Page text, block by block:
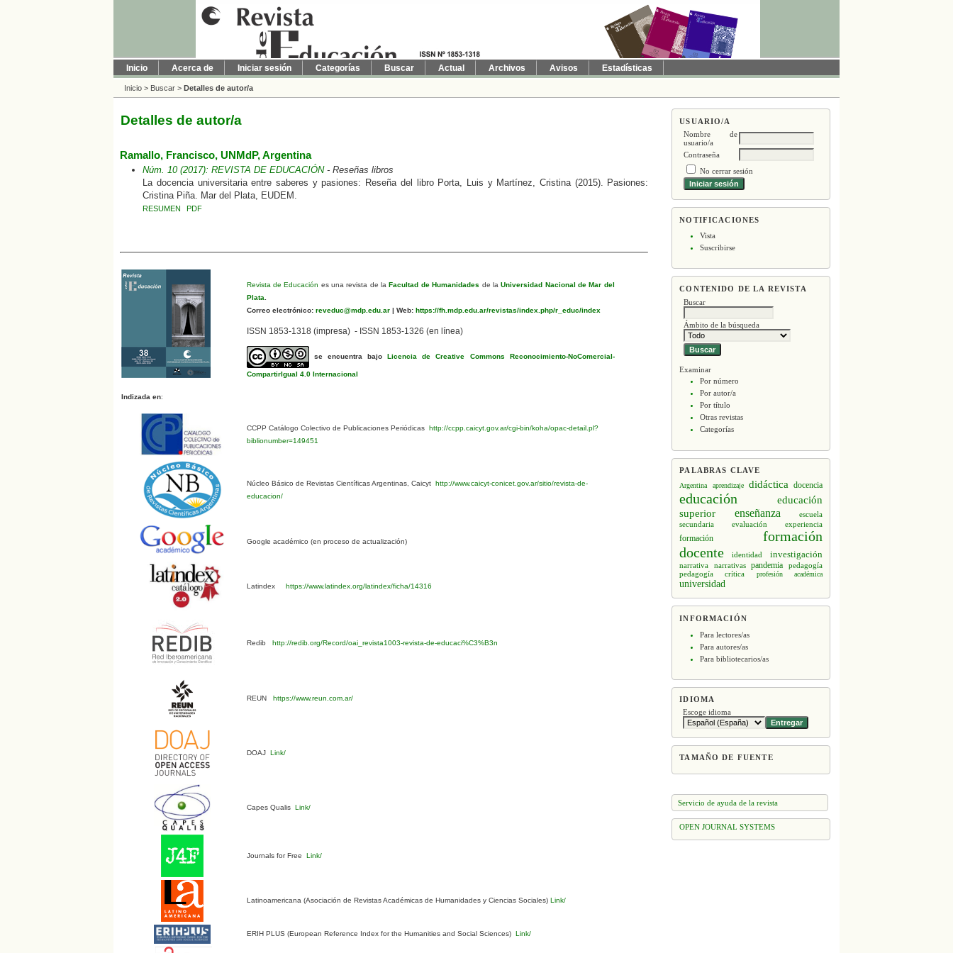
USUARIO/A
Nombre de
usuario/a
Contraseña
No cerrar sesión
NOTIFICACIONES
Vista
Suscribirse
CONTENIDO DE LA REVISTA
Buscar
Ámbito de la búsqueda
Examinar
Por número
Por autor/a
Por título
Otras revistas
Categorías
PALABRAS CLAVE
Argentina aprendizaje didáctica docencia
educación
educación
superior
enseñanza
escuela
secundaria
evaluación
experiencia
formación
formación
docente
identidad investigación
narrativa narrativas pandemia
pedagogía
pedagogía crítica
profesión académica
universidad
INFORMACIÓN
Para lectores/as
Para autores/as
Para bibliotecarios/as
IDIOMA
Escoge idioma
TAMAÑO DE FUENTE
Servicio de ayuda de la revista
OPEN JOURNAL SYSTEMS
Inicio Acerca de Iniciar sesión Categorías Buscar Actual Archivos Avisos Estadísticas
Inicio > Buscar > Detalles de autor/a
Detalles de autor/a
Ramallo, Francisco, UNMdP, Argentina
Núm. 10 (2017): REVISTA DE EDUCACIÓN- Reseñas libros
La docencia universitaria entre saberes y pasiones: Reseña del libro Porta, Luis y Martínez, Cristina (2015). Pasiones:
Cristina Piña. Mar del Plata, EUDEM.
RESUMEN PDF
Revista de Educación es una revista de la Facultad de Humanidades de la Universidad Nacional de Mar del
Plata
Correo electrónico:reveduc@mdp.edu.ar| Web:https://fh.mdp.edu.ar/revistas/index.php/r_educ/index
ISSN 1853-1318 (impresa) - ISSN 1853-1326 (en línea)
se encuentra bajoLicencia de Creative Commons Reconocimiento-NoComercial-
CompartirIgual 4.0 Internacional
Indizada en:
CCPP Catálogo Colectivo de Publicaciones Periódicas http://ccpp.caicyt.gov.ar/cgi-bin/koha/opac-detail.pl?
biblionumber=149451
Núcleo Básico de Revistas Científicas Argentinas, Caicyt http://www.caicyt-conicet.gov.ar/sitio/revista-de-
educacion/
Google académico (en proceso de actualización)
Latindex https://www.latindex.org/latindex/ficha/14316
Redib http://redib.org/Record/oai_revista1003-revista-de-educaci%C3%B3n
REUN https://www.reun.com.ar/
DOAJ Link/
Capes Qualis Link/
Journals for Free Link/
Latinoamericana (Asociación de Revistas Académicas de Humanidades y Ciencias Sociales)Link/
ERIH PLUS (European Reference Index for the Humanities and Social Sciences) Link/